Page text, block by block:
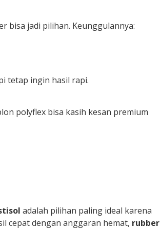
bisa jadi pilihan. Keunggulannya:
tetap ingin hasil rapi.
polyflex bisa kasih kesan premium
adalah pilihan paling ideal karena
cepat dengan anggaran hemat, rubber